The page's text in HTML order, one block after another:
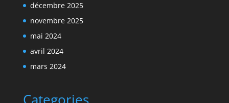
décembre 2025
novembre 2025
mai 2024
avril 2024
mars 2024